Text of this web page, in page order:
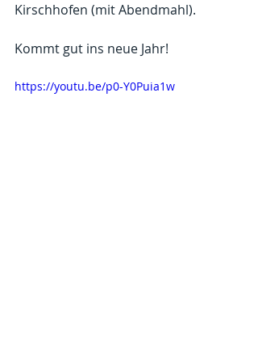
Kirschhofen (mit Abendmahl).
Kommt gut ins neue Jahr!
https://youtu.be/p0-Y0Puia1w